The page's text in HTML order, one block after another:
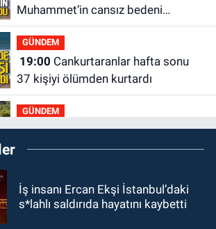
Muhammet’in cansız bedeni
bulundu
GÜNDEM
19:00
37 kişiyi ölümden kurtardı
GÜNDEM
18:47UMKE ekiplerinin arazide zor
anları!
17:15Son dakika hediyeleri: aynı
gün teslimatla sevdiklerinizi mutlu
İş insanı Ercan Ekşi İstanbul’daki
s*lahlı saldırıda hayatını kaybetti